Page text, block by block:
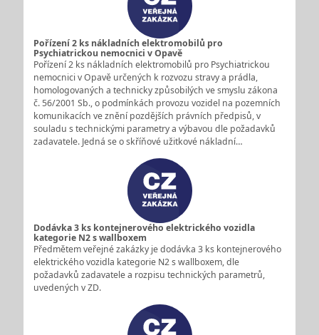
Pořízení 2 ks nákladních elektromobilů pro
Psychiatrickou nemocnici v Opavě
Pořízení 2 ks nákladních elektromobilů pro Psychiatrickou
nemocnici v Opavě určených k rozvozu stravy a prádla,
homologovaných a technicky způsobilých ve smyslu zákona
č. 56/2001 Sb., o podmínkách provozu vozidel na pozemních
komunikacích ve znění pozdějších právních předpisů, v
souladu s technickými parametry a výbavou dle požadavků
zadavatele. Jedná se o skříňové užitkové nákladní…
Dodávka 3 ks kontejnerového elektrického vozidla
kategorie N2 s wallboxem
Předmětem veřejné zakázky je dodávka 3 ks kontejnerového
elektrického vozidla kategorie N2 s wallboxem, dle
požadavků zadavatele a rozpisu technických parametrů,
uvedených v ZD.